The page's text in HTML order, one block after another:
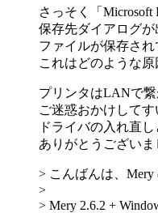
さっそく「Microsoft
保存先ダイアログが
ファイルが保存され
これはどのような
プリンタはLANで繋
ご迷惑おかけしてす
ドライバの入れ直
ありがとうございま
> こんばんは、Mery
>
> Mery 2.6.2 +